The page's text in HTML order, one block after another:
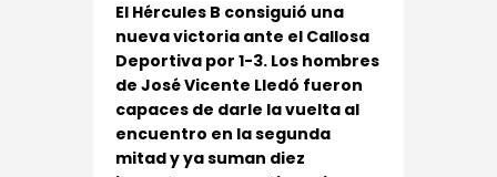
El Hércules B consiguió una
nueva victoria ante el Callosa
Deportiva por 1-3. Los hombres
de José Vicente Lledó fueron
capaces de darle la vuelta al
encuentro en la segunda
mitad y ya suman diez